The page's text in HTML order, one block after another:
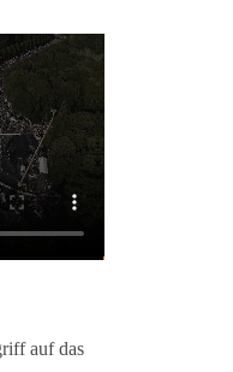
auf das